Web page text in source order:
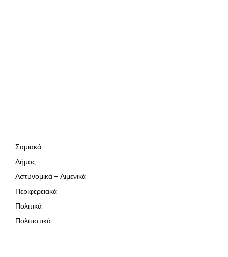
Σαμιακά
Δήμος
Αστυνομικά – Λιμενικά
Περιφερειακά
Πολιτικά
Πολιτιστικά